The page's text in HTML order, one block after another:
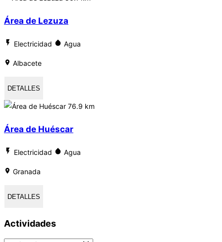
Área de Lezuza
Electricidad Agua
Albacete
DETALLES
76.9 km
Área de Huéscar
Electricidad Agua
Granada
DETALLES
Actividades